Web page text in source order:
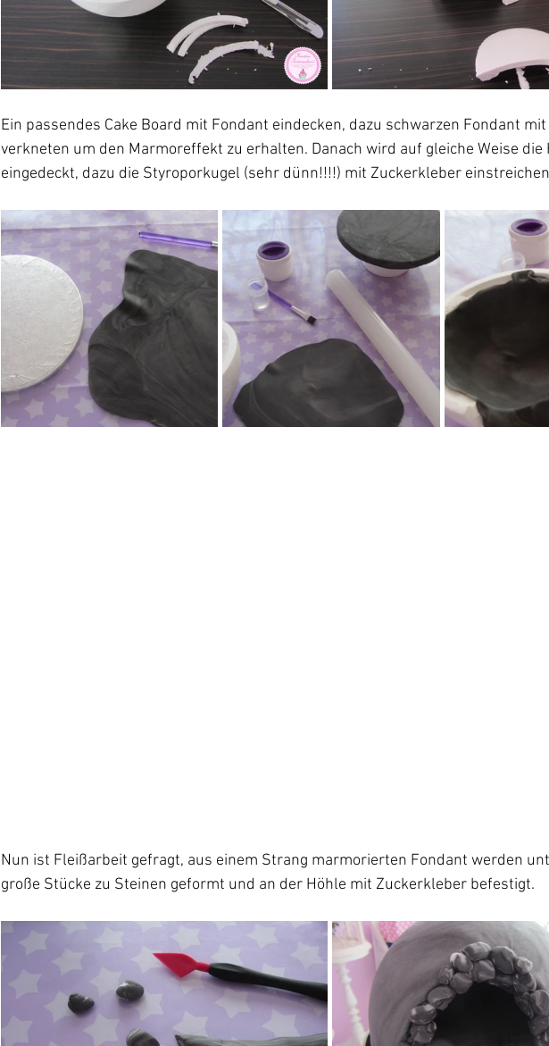
Ein passendes Cake Board mit Fondant eindecken, dazu schwarzen Fondant
verkneten um den Marmoreffekt zu erhalten. Danach wird auf gleiche Weise
eingedeckt, dazu die Styroporkugel (sehr dünn!!!!) mit Zuckerkleber
Nun ist Fleißarbeit gefragt, aus einem Strang marmorierten Fondant werden
große Stücke zu Steinen geformt und an der Höhle mit Zuckerkleber befestigt.